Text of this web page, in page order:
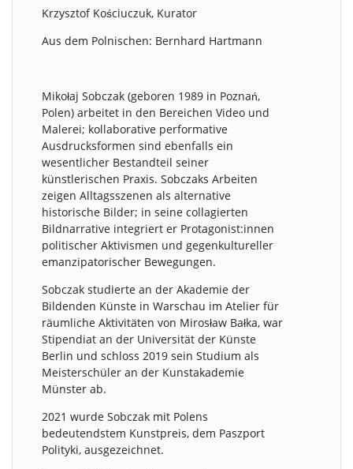
Krzysztof Kościuczuk, Kurator
Aus dem Polnischen: Bernhard Hartmann
Mikołaj Sobczak (geboren 1989 in Poznań,
Polen) arbeitet in den Bereichen Video und
Malerei; kollaborative performative
Ausdrucksformen sind ebenfalls ein
wesentlicher Bestandteil seiner
künstlerischen Praxis. Sobczaks Arbeiten
zeigen Alltagsszenen als alternative
historische Bilder; in seine collagierten
Bildnarrative integriert er Protagonist:innen
politischer Aktivismen und gegenkultureller
emanzipatorischer Bewegungen.
Sobczak studierte an der Akademie der
Bildenden Künste in Warschau im Atelier für
räumliche Aktivitäten von Mirosław Bałka, war
Stipendiat an der Universität der Künste
Berlin und schloss 2019 sein Studium als
Meisterschüler an der Kunstakademie
Münster ab.
2021 wurde Sobczak mit Polens
bedeutendstem Kunstpreis, dem Paszport
Polityki, ausgezeichnet.